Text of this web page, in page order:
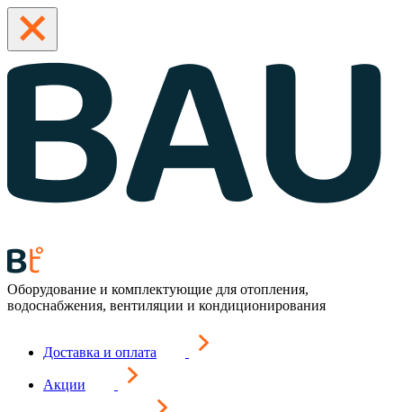
Оборудование и комплектующие для отопления,
водоснабжения, вентиляции и кондиционирования
Доставка и оплата
Акции